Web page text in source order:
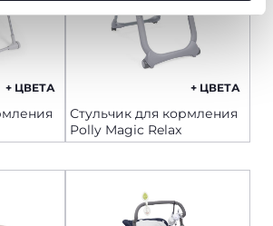
файлов cookie
+ ЦВЕТА + ЦВЕТА
Стульчик для кормления
Polly Magic Relax